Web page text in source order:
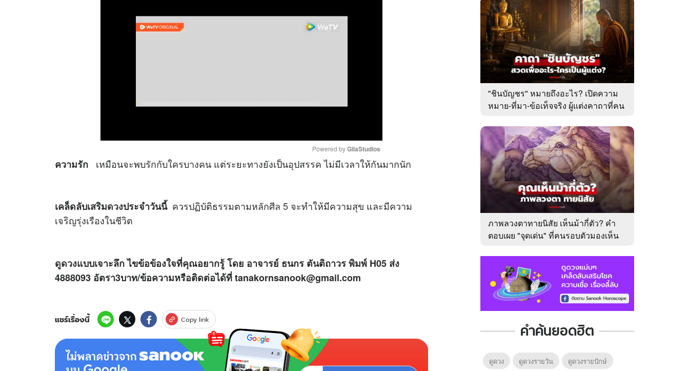
t
Powered by GliaStudios
ความรัก เหมือนจะพบรักกับใครบางคน แต่ระยะทางยังเป็นอุปสรรค ไม่มีเวลาให้กันมากนัก
เคล็ดลับเสริมดวงประจำวันนี้ ควรปฏิบัติธรรมตามหลักศีล 5 จะทำให้มีความสุข และมีความ
เจริญรุ่งเรืองในชีวิต
ดูดวงแบบเจาะลึก ไขข้อข้องใจที่คุณอยากรู้ โดย อาจารย์ ธนกร ตันติถาวร พิมพ์ H05 ส่ง
4888093 อัตรา3บาท/ข้อความหรือติดต่อได้ที่ tanakornsanook@gmail.com
แชร์เรื่องนี้ Copy link
"ชินบัญชร" หมายถึงอะไร? เปิดความ
หมาย-ที่มา-ข้อเท็จจริง ผู้แต่งคาถาที่คน
ภาพลวงตาทายนิสัย เห็นม้ากี่ตัว? คำ
ตอบเผย "จุดเด่น" ที่คนรอบตัวมองเห็น
คำค้นยอดฮิต
ดูดวง ดูดวงรายวัน
ดูดวงรายปักษ์